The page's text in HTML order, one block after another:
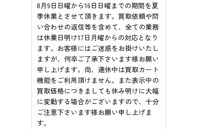
8月9日日曜から16日日曜までの期間を夏
季休業とさせて頂きます。買取依頼や問
い合わせの返信等を含めて、全ての業務
は休業日明け17日月曜からの対応となり
ます。お客様にはご迷惑をお掛けいたし
ますが、何卒ご了承下さいます様お願い
申し上げます。尚、連休中は買取カート
機能をご利用頂けません。また表示中の
買取価格につきましても休み明けに大幅
に変動する場合がございますので、十分
ご注意下さいます様お願い申し上げま
す。